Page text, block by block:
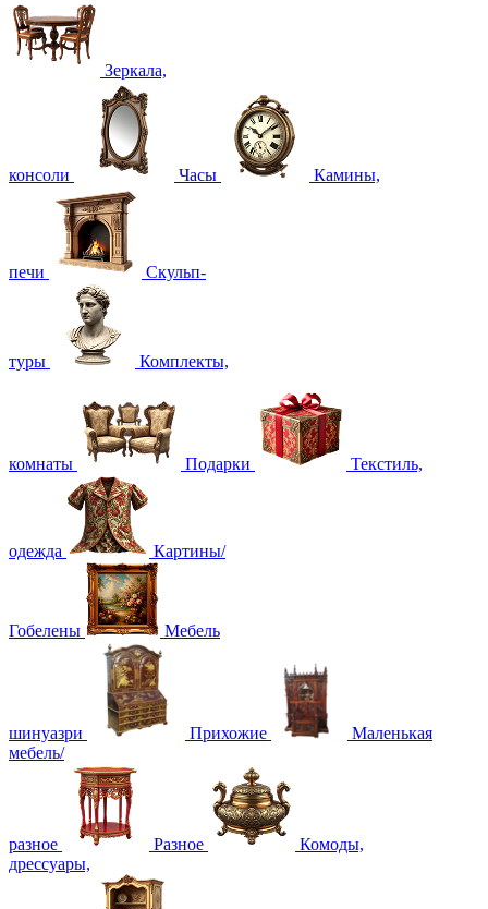
Зеркала,
консоли Часы Камины,
печи Скульп-
туры Комплекты,
комнаты Подарки Текстиль,
одежда Картины/
Гобелены Мебель
шинуазри Прихожие
Маленькая
мебель/
разное Разное
Комоды,
дрессуары,